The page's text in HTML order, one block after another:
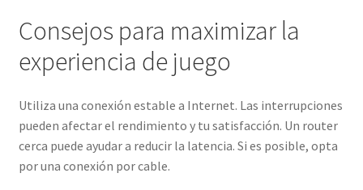
Consejos para maximizar la
experiencia de juego
Utiliza una conexión estable a Internet. Las interrupciones
pueden afectar el rendimiento y tu satisfacción. Un router
cerca puede ayudar a reducir la latencia. Si es posible, opta
por una conexión por cable.